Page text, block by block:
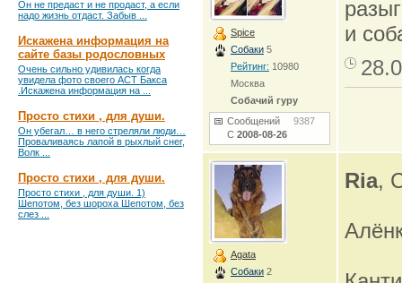
Он не предаст и не продаст, а если
надо жизнь отдаст. Забыв ...
Искажена информация на
сайте базы родословных
Очень сильно удивилась когда
увидела фото своего АСТ Бакса
.Искажена информация на ...
Просто стихи , для души.
Он убегал… в него стреляли люди…
Проваливаясь лапой в рыхлый снег,
Волк ...
Просто стихи , для души.
Просто стихи , для души. 1)
Шепотом, без шороха Шепотом, без
слез ...
Spice
Собаки 5
Рейтинг: 10980
Москва
Собачий гуру
Сообщений 9387
С 2008-08-26
и
Agata
Собаки 2
Ria,